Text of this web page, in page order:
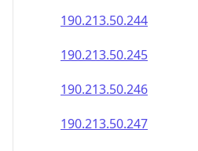
190.213.50.244
190.213.50.245
190.213.50.246
190.213.50.247